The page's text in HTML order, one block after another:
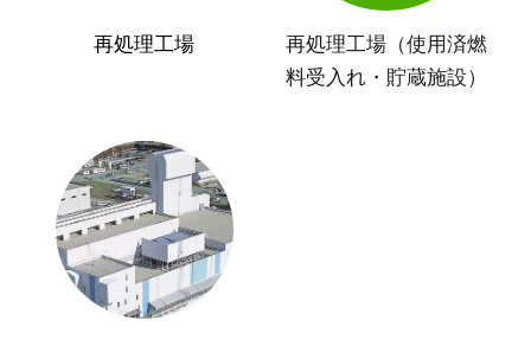
再処理工場
再処理工場（使用済燃
料受入れ・貯蔵施設）